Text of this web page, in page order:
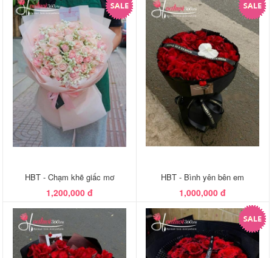
HBT - Chạm khẽ giấc mơ
1,200,000 đ
HBT - Bình yên bên em
1,000,000 đ